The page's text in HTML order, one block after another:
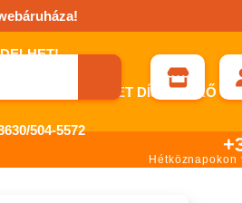
KÉRHET DÍJBEKÉRŐ
504-5572